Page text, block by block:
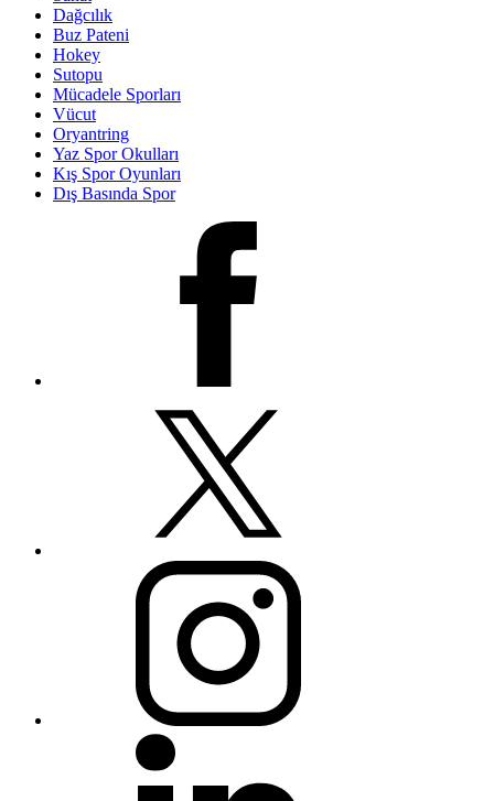
Dağcılık
Buz Pateni
Hokey
Sutopu
Mücadele Sporları
Vücut
Oryantring
Yaz Spor Okulları
Kış Spor Oyunları
Dış Basında Spor